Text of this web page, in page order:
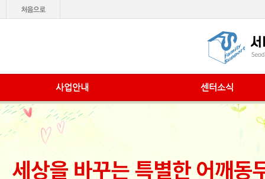
사업안내 센터소식